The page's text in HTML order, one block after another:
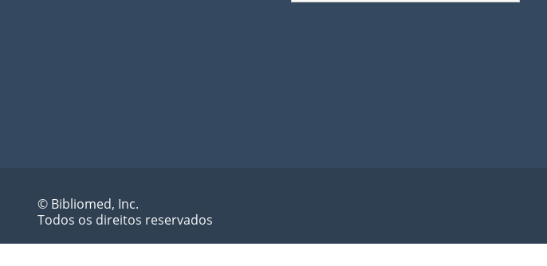
© Bibliomed, Inc.
Todos os direitos reservados